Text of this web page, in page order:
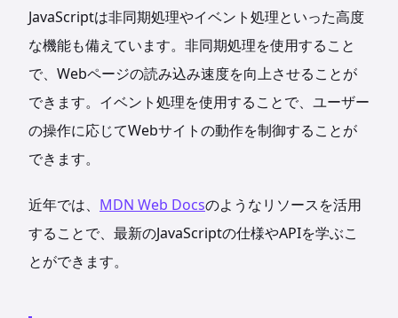
JavaScriptは非同期処理やイベント処理といった高度
な機能も備えています。非同期処理を使用すること
で、Webページの読み込み速度を向上させることが
できます。イベント処理を使用することで、ユーザー
の操作に応じてWebサイトの動作を制御することが
できます。
近年では、 MDN Web Docsのようなリソースを活用
することで、最新のJavaScriptの仕様やAPIを学ぶこ
とができます。